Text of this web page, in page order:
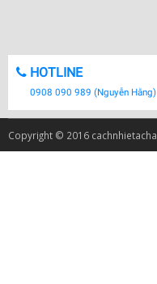
HOTLINE
0908 090 989 (Nguyễn Hằng)
Copyright © 2016